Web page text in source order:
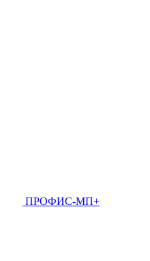
ПРОФИС-МП+